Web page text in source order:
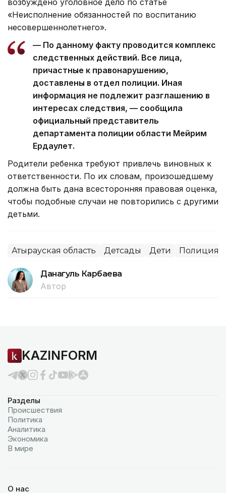
«Неисполнение обязанностей по воспитанию
несовершеннолетнего».
— По данному факту проводится комплекс
следственных действий. Все лица,
причастные к правонарушению,
доставлены в отдел полиции. Иная
информация не подлежит разглашению в
интересах следствия, — сообщила
официальный представитель
департамента полиции области Мейрим
Ердаулет.
Родители ребенка требуют привлечь виновных к
ответственности. По их словам, произошедшему
должна быть дана всесторонняя правовая оценка,
чтобы подобные случаи не повторились с другими
детьми.
Атырауская область Детсады Дети Полиция
Данагуль Карбаева
Автор
KAZINFORM
Разделы
Происшествия
Политика
Аналитика
Экономика
В мире
О нас